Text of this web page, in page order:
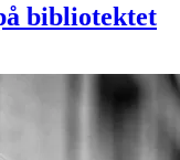
bibliotektet